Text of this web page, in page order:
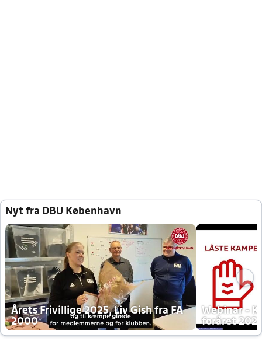
Nyt fra DBU København
Årets Frivillige 2025, Liv Gish fra FA
2000
Webinar -
foråret